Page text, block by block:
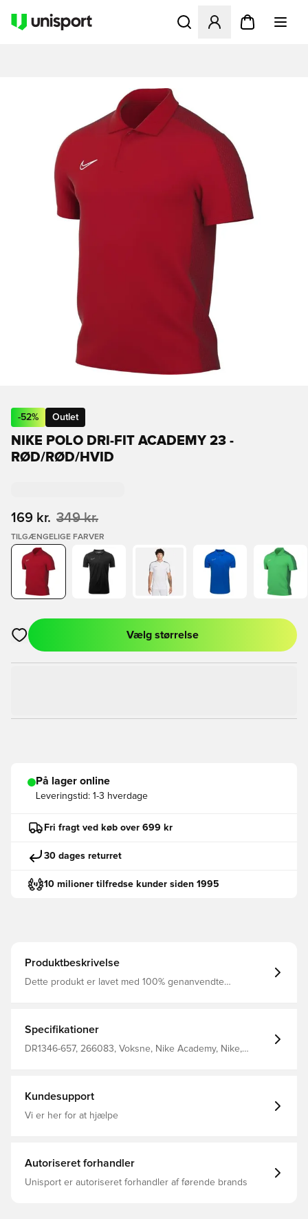
Åbner en Modal til at
-52% Outlet
NIKE POLO DRI-FIT ACADEMY 23 -
RØD/RØD/HVID
169 kr. 349 kr.
TILGÆNGELIGE FARVER
Åbner en Modal til at logge ind eller tilmelde dig som medlem
Vælg størrelse
På lager online
Leveringstid: 1-3 hverdage
Fri fragt ved køb over 699 kr
30 dages returret
10 milioner tilfredse kunder siden 1995
Produktbeskrivelse
Dette produkt er lavet med 100% genanvendte
de traditionelle detaljer, der kombinerer komfort og et
klassisk tidsløst look Standard fit Fremstillet i 100%
polyester
Specifikationer
DR1346-657, 266083, Voksne, Nike Academy, Nike,
Kundesupport
Vi er her for at hjælpe
Autoriseret forhandler
Unisport er autoriseret forhandler af førende brands